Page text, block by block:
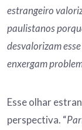
estrangeiro
paulistanos
desvalorizam
enxergam
Esse olhar
perspectiva. “